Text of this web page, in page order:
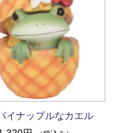
イナップルなカエル